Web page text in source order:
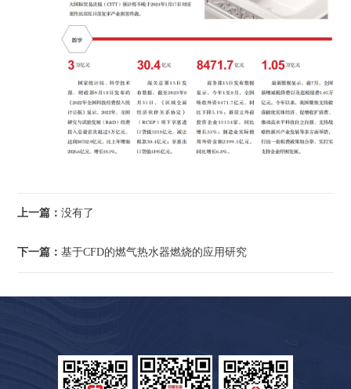
上一篇：没有了
下一篇：基于CFD的燃气热水器燃烧的应用研究